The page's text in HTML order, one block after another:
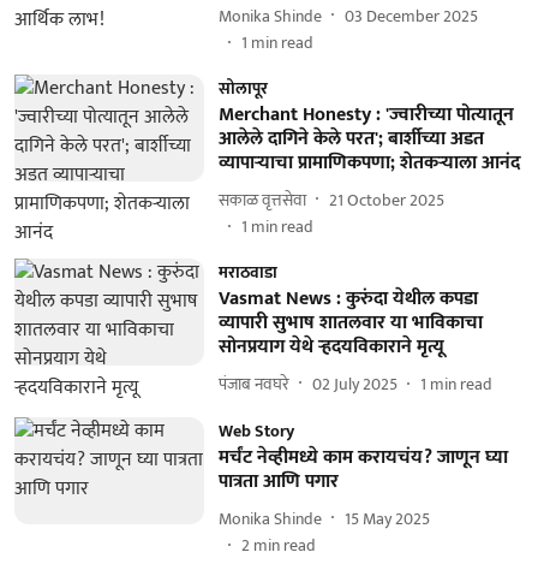
Monika Shinde
03 December 2025
1 min read
सोलापूर
Merchant Honesty : 'ज्वारीच्या पोत्यातून
आलेले दागिने केले परत'; बार्शीच्या अडत
व्यापाऱ्याचा प्रामाणिकपणा; शेतकऱ्याला आनंद
सकाळ वृत्तसेवा
21 October 2025
1 min read
मराठवाडा
Vasmat News : कुरुंदा येथील कपडा
व्यापारी सुभाष शातलवार या भाविकाचा
सोनप्रयाग येथे ऱ्हदयविकाराने मृत्यू
पंजाब नवघरे 02 July 2025 1 min read
Web Story
मर्चंट नेव्हीमध्ये काम करायचंय? जाणून घ्या
पात्रता आणि पगार
Monika Shinde
15 May 2025
2min read